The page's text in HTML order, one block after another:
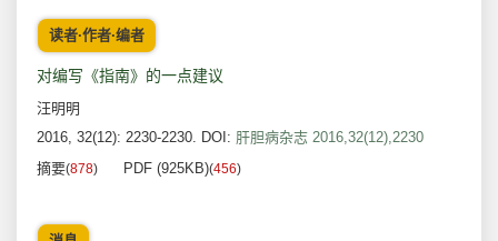
读者·作者·编者
对编写《指南》的一点建议
汪明明
2016, 32(12): 2230-2230. DOI: 肝胆病杂志 2016,32(12),2230
摘要(878) PDF (925KB)(456)